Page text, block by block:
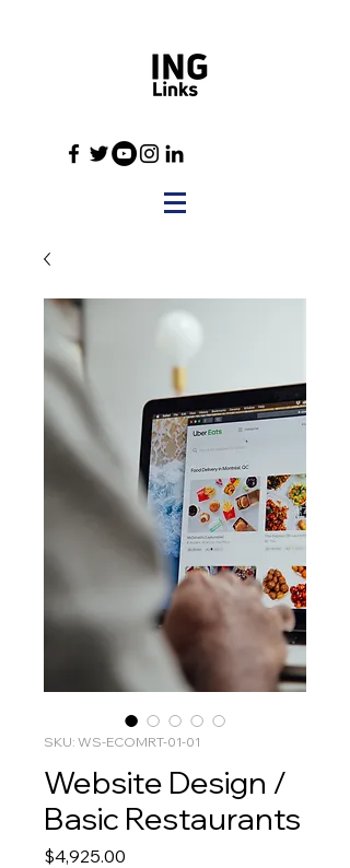
SKU: WS-ECOMRT-01-01
Website Design /
Basic Restaurants
$4,925.00